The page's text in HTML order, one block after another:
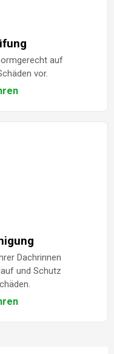
auf
vor.
Dachrinnen
und Schutz